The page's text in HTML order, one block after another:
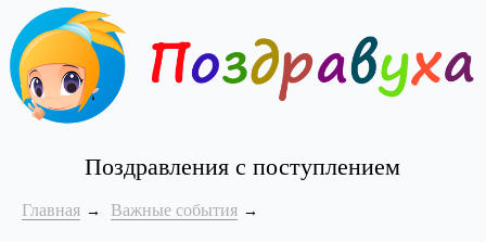
Поздравления с поступлением
Главная Важные события